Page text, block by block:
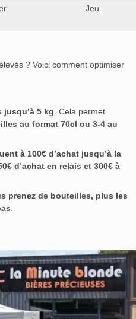
Jeu
? Voici comment optimiser
5 kg . Cela permet
au format 70cl ou 3-4 au
à 100€ d’achat jusqu’à la
d’achat en relais et 300€ à
prenez de bouteilles, plus les